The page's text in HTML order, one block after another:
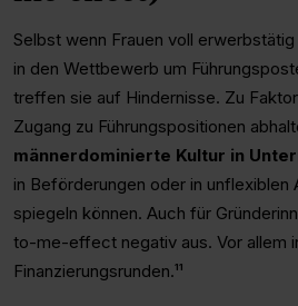
Selbst wenn Frauen voll
in den Wettbewerb um
treffen sie auf Hindernisse. Zu
Zugang zu Führungspositionen
männerdominierte Kultur in
in Beförderungen oder in unflexiblen
spiegeln können. Auch für
to-me-effect negativ aus. Vor allem
Finanzierungsrunden.¹¹